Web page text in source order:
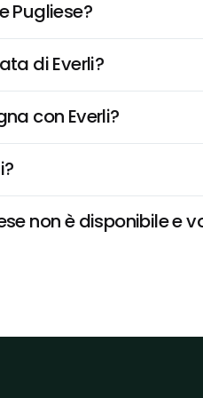
Pugliese?
di Everli?
con Everli?
non è disponibile e